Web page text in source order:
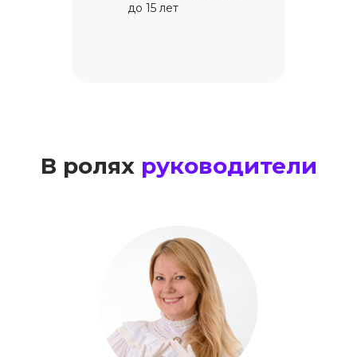
до 15 лет
В ролях руководители